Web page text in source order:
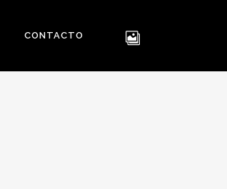
CONTACTO